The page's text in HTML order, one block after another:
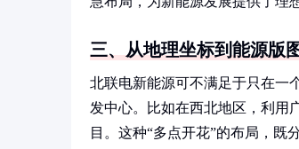
三、从地理坐标到能源版
北联电新能源可不满足于只在一
发中心。比如在西北地区，利用
目。这种“多点开花”的布局，既